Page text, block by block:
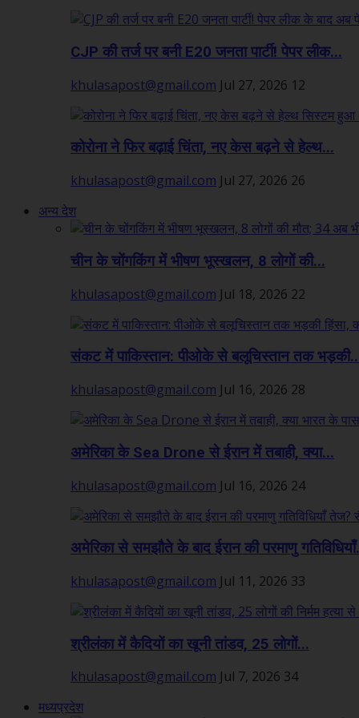
CJP की तर्ज पर बनी E20 जनता पार्टी! पेपर लीक...
khulasapost@gmail.com Jul 27, 2026 12
कोरोना ने फिर बढ़ाई चिंता, नए केस बढ़ने से हेल्थ...
khulasapost@gmail.com Jul 27, 2026 26
अन्य देश
चीन के चोंगकिंग में भीषण भूस्खलन, 8 लोगों की...
khulasapost@gmail.com Jul 18, 2026 22
संकट में पाकिस्तान: पीओके से बलूचिस्तान तक
khulasapost@gmail.com Jul 16, 2026 28
अमेरिका के Sea Drone से ईरान में तबाही, क्या...
khulasapost@gmail.com Jul 16, 2026 24
अमेरिका से समझौते के बाद ईरान की परमाणु
khulasapost@gmail.com Jul 11, 2026 33
श्रीलंका में कैदियों का खूनी तांडव, 25 लोगों...
khulasapost@gmail.com Jul 7, 2026 34
मध्यप्रदेश